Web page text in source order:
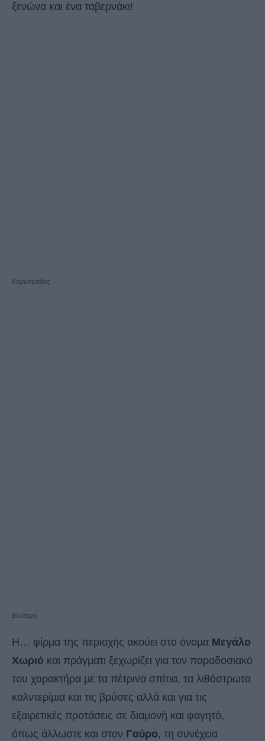
ξενώνα και ένα ταβερνάκι!
Κορυσχάδες
Βούτυρο
Η… φίρµα της περιοχής ακούει στο όνοµα Μεγάλο
Χωριό και πράγµατι ξεχωρίζει για τον παραδοσιακό
του χαρακτήρα µε τα πέτρινα σπίτια, τα λιθόστρωτα
καλντερίµια και τις βρύσες αλλά και για τις
εξαιρετικές προτάσεις σε διαµονή και φαγητό,
όπως άλλωστε και στον Γαύρο, τη συνέχεια